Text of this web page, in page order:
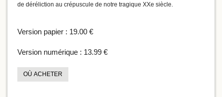
de déréliction au crépuscule de notre tragique XXe siècle.
Version papier : 19.00 €
Version numérique : 13.99 €
OÙ ACHETER